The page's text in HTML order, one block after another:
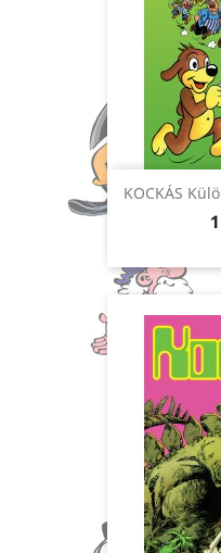
KOCKÁS